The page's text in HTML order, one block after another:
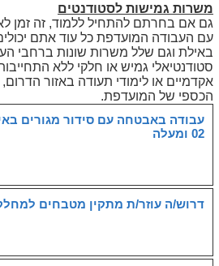
משרות גמישות לסטודנטים
גם אם בחרתם להתחיל ללמוד, זה זמן
עם העבודה המועדפת כל עוד אתם
באילת וגם שלל משרות שונות ברחבי
סטודנטיאלי גמיש או חלקי ללא
אקדמיים או לימודי תעודה באזור
הכספי של המועדפת.
עבודה באבטחה עם סידור מגורים
02 ומעלה
דרוש/ה עוזר/ת מתקין מטבחים